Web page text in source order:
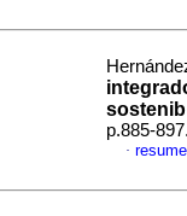
p.885-
·